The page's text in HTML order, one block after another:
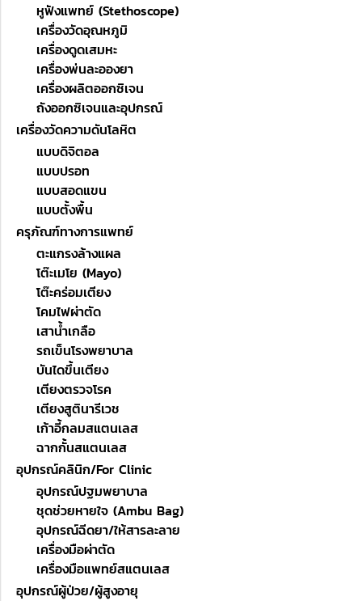
หูฟังแพทย์ (Stethoscope)
เครื่องวัดอุณหภูมิ
เครื่องดูดเสมหะ
เครื่องพ่นละอองยา
เครื่องผลิตออกซิเจน
ถังออกซิเจนและอุปกรณ์
เครื่องวัดความดันโลหิต
แบบดิจิตอล
แบบปรอท
แบบสอดแขน
แบบตั้งพื้น
ครุภัณฑ์ทางการแพทย์
ตะแกรงล้างแผล
โต๊ะเมโย (Mayo)
โต๊ะคร่อมเตียง
โคมไฟผ่าตัด
เสาน้ำเกลือ
รถเข็นโรงพยาบาล
บันไดขึ้นเตียง
เตียงตรวจโรค
เตียงสูตินารีเวช
เก้าอี้กลมสแตนเลส
ฉากกั้นสแตนเลส
อุปกรณ์คลินิก/For Clinic
อุปกรณ์ปฐมพยาบาล
ชุดช่วยหายใจ (Ambu Bag)
อุปกรณ์ฉีดยา/ให้สารละลาย
เครื่องมือผ่าตัด
เครื่องมือแพทย์สแตนเลส
อุปกรณ์ผู้ป่วย/ผู้สูงอายุ